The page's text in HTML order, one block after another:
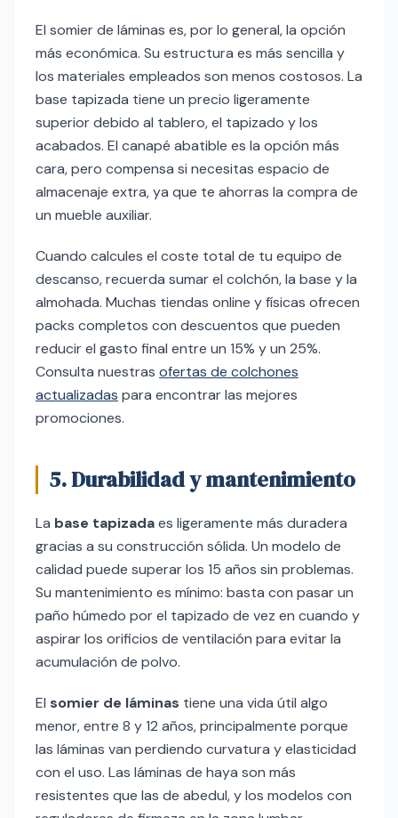
El somier de láminas es, por lo general, la opción
más económica. Su estructura es más sencilla y
los materiales empleados son menos costosos. La
base tapizada tiene un precio ligeramente
superior debido al tablero, el tapizado y los
acabados. El canapé abatible es la opción más
cara, pero compensa si necesitas espacio de
almacenaje extra, ya que te ahorras la compra de
un mueble auxiliar.
Cuando calcules el coste total de tu equipo de
descanso, recuerda sumar el colchón, la base y la
almohada. Muchas tiendas online y físicas ofrecen
packs completos con descuentos que pueden
reducir el gasto final entre un 15% y un 25%.
Consulta nuestras ofertas de colchones
actualizadas para encontrar las mejores
promociones.
5. Durabilidad y mantenimiento
La base tapizadaes ligeramente más duradera
gracias a su construcción sólida. Un modelo de
calidad puede superar los 15 años sin problemas.
Su mantenimiento es mínimo: basta con pasar un
paño húmedo por el tapizado de vez en cuando y
aspirar los orificios de ventilación para evitar la
acumulación de polvo.
El somier de láminas tiene una vida útil algo
menor, entre 8 y 12 años, principalmente porque
las láminas van perdiendo curvatura y elasticidad
con el uso. Las láminas de haya son más
resistentes que las de abedul, y los modelos con